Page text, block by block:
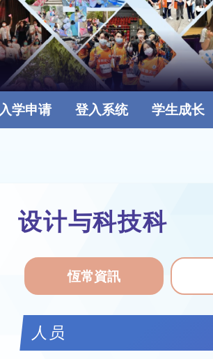
入学申请 登入系统 学生成长
设计与科技科
恆常資訊
人员